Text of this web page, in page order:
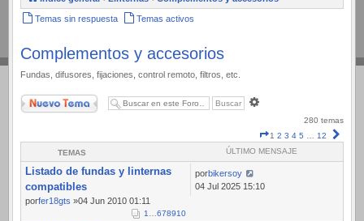
Temas sin respuesta Temas activos
Complementos y accesorios
Fundas, difusores, fijaciones, control remoto, filtros, etc.
Nuevo Tema
280 temas
Página
1
1 2 3 4 5 … 12
TEMAS ÚLTIMO MENSAJE
Listado de fundas y linternas
compatibles
porfer18gts »04 Jun 2010 01:11
1…678910
porbikersoy
04 Jul 2025 15:10